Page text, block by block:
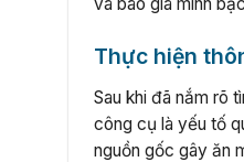
Thực hiện
Sau khi đã nắm rõ
công cụ là yếu tố
nguồn gốc gây ăn